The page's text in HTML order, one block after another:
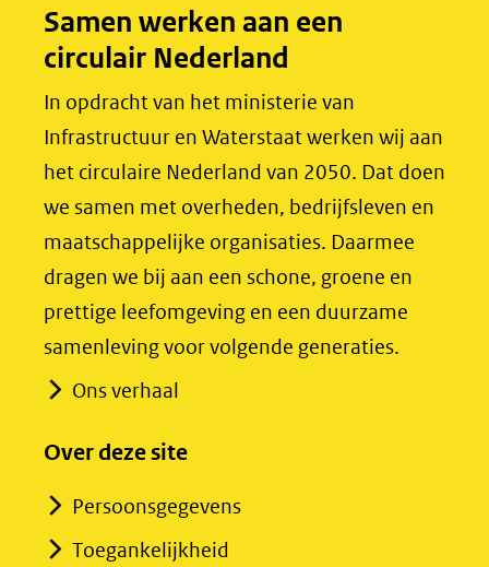
o
k
(opent
nieuw
naar
een
andere
website)
I
n
(opent
nieuw
naar
een
andere
website)
Samen werken aan een
circulair Nederland
In opdracht van het ministerie van
Infrastructuur en Waterstaat werken wij aan
het circulaire Nederland van 2050. Dat doen
we samen met overheden, bedrijfsleven en
maatschappelijke organisaties. Daarmee
dragen we bij aan een schone, groene en
prettige leefomgeving en een duurzame
samenleving voor volgende generaties.
Ons verhaal
Over deze site
Persoonsgegevens
Toegankelijkheid